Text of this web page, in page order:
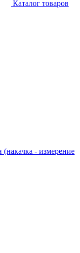
Каталог товаров
- измерение